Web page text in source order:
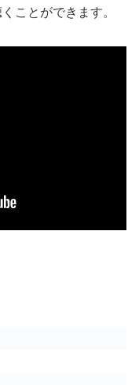
ことができます。